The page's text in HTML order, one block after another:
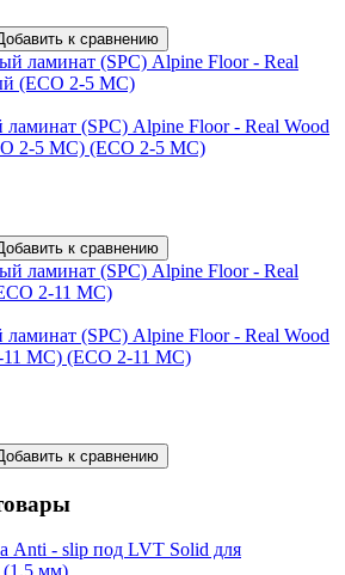
к сравнению
(SPC) Alpine Floor - Real Wood
2-5 MC) (ECO 2-5 MC)
к сравнению
(SPC) Alpine Floor - Real Wood
MC) (ECO 2-11 MC)
к сравнению